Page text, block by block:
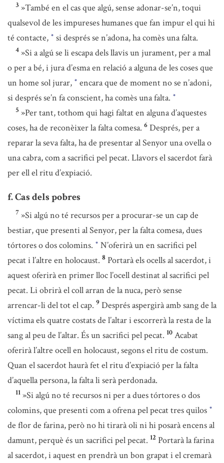
3 »També en el cas que algú, sense adonar-se’n, toqui
qualsevol de les impureses humanes que fan impur el qui hi
té contacte, * si després se n’adona, ha comès una falta.
4 »Si a algú se li escapa dels llavis un jurament, per a mal
o per a bé, i jura d’esma en relació a alguna de les coses que
un home sol jurar, * encara que de moment no se n’adoni,
si després se’n fa conscient, ha comès una falta. *
5 »Per tant, tothom qui hagi faltat en alguna d’aquestes
coses, ha de reconèixer la falta comesa. 6 Després, per a
reparar la seva falta, ha de presentar al Senyor una ovella o
una cabra, com a sacrifici pel pecat. Llavors el sacerdot farà
per ell el ritu d’expiació.
f. Cas dels pobres
7 »Si algú no té recursos per a procurar-se un cap de
bestiar, que presenti al Senyor, per la falta comesa, dues
tórtores o dos colomins. * N’oferirà un en sacrifici pel
pecat i l’altre en holocaust. 8 Portarà els ocells al sacerdot, i
aquest oferirà en primer lloc l’ocell destinat al sacrifici pel
pecat. Li obrirà el coll arran de la nuca, però sense
arrencar-li del tot el cap. 9 Després aspergirà amb sang de la
víctima els quatre costats de l’altar i escorrerà la resta de la
sang al peu de l’altar. És un sacrifici pel pecat. 10 Acabat
oferirà l’altre ocell en holocaust, segons el ritu de costum.
Quan el sacerdot haurà fet el ritu d’expiació per la falta
d’aquella persona, la falta li serà perdonada.
11 »Si algú no té recursos ni per a dues tórtores o dos
colomins, que presenti com a ofrena pel pecat tres quilos *
de flor de farina, però no hi tirarà oli ni hi posarà encens al
damunt, perquè és un sacrifici pel pecat. 12 Portarà la farina
al sacerdot, i aquest en prendrà un bon grapat i el cremarà